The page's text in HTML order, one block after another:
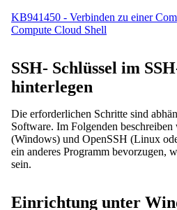
KB941450 - Verbinden zu einer
Compute Cloud Shell
SSH- Schlüssel im
hinterlegen
Die erforderlichen Schritte sind
Software. Im Folgenden
(Windows) und OpenSSH (Linux
ein anderes Programm bevorzugen,
sein.
Einrichtung unter